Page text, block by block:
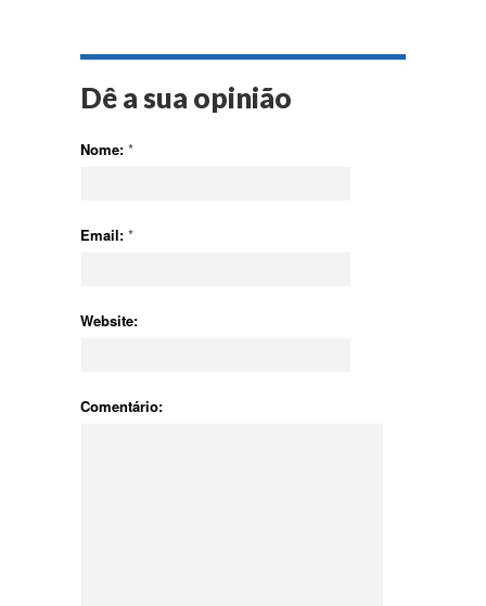
Dê a sua opinião
Nome: *
Email: *
Website:
Comentário: